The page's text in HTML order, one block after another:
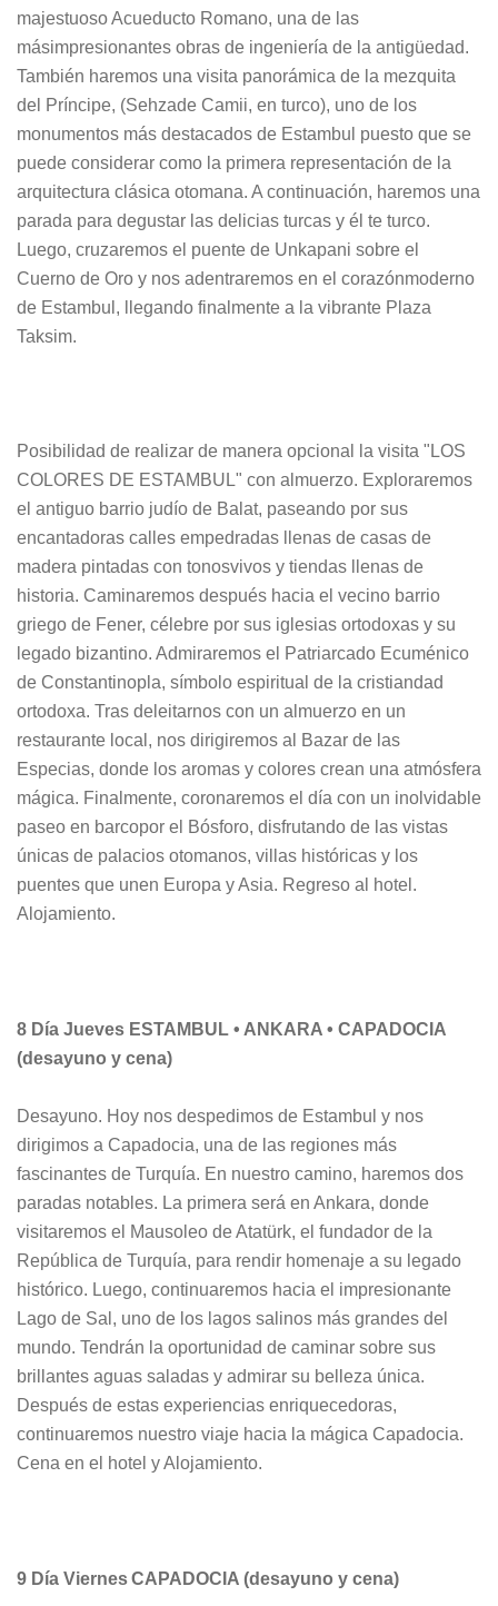
majestuoso Acueducto Romano, una de las
másimpresionantes obras de ingeniería de la antigüedad.
También haremos una visita panorámica de la mezquita
del Príncipe, (Sehzade Camii, en turco), uno de los
monumentos más destacados de Estambul puesto que se
puede considerar como la primera representación de la
arquitectura clásica otomana. A continuación, haremos una
parada para degustar las delicias turcas y él te turco.
Luego, cruzaremos el puente de Unkapani sobre el
Cuerno de Oro y nos adentraremos en el corazónmoderno
de Estambul, llegando finalmente a la vibrante Plaza
Taksim.
Posibilidad de realizar de manera opcional la visita "LOS
COLORES DE ESTAMBUL" con almuerzo. Exploraremos
el antiguo barrio judío de Balat, paseando por sus
encantadoras calles empedradas llenas de casas de
madera pintadas con tonosvivos y tiendas llenas de
historia. Caminaremos después hacia el vecino barrio
griego de Fener, célebre por sus iglesias ortodoxas y su
legado bizantino. Admiraremos el Patriarcado Ecuménico
de Constantinopla, símbolo espiritual de la cristiandad
ortodoxa. Tras deleitarnos con un almuerzo en un
restaurante local, nos dirigiremos al Bazar de las
Especias, donde los aromas y colores crean una atmósfera
mágica. Finalmente, coronaremos el día con un inolvidable
paseo en barcopor el Bósforo, disfrutando de las vistas
únicas de palacios otomanos, villas históricas y los
puentes que unen Europa y Asia. Regreso al hotel.
Alojamiento.
8 Día Jueves ESTAMBUL • ANKARA • CAPADOCIA
(desayuno y cena)
Desayuno. Hoy nos despedimos de Estambul y nos
dirigimos a Capadocia, una de las regiones más
fascinantes de Turquía. En nuestro camino, haremos dos
paradas notables. La primera será en Ankara, donde
visitaremos el Mausoleo de Atatürk, el fundador de la
República de Turquía, para rendir homenaje a su legado
histórico. Luego, continuaremos hacia el impresionante
Lago de Sal, uno de los lagos salinos más grandes del
mundo. Tendrán la oportunidad de caminar sobre sus
brillantes aguas saladas y admirar su belleza única.
Después de estas experiencias enriquecedoras,
continuaremos nuestro viaje hacia la mágica Capadocia.
Cena en el hotel y Alojamiento.
9 Día Viernes CAPADOCIA (desayuno y cena)